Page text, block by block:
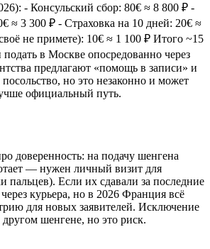
- Консульский сбор: 80€ ≈ 8 800 ₽ -
≈ 3 300 ₽ - Страховка на 10 дней: 20€ ≈
не примете): 10€ ≈ 1 100 ₽ Итого ~15
в Москве опосредованно через
предлагают «помощь в записи» и
но это незаконно и может
официальный путь.
доверенность: на подачу шенгена
— нужен личный визит для
пальцев). Если их сдавали за последние
курьера, но в 2026 Франция всё
для новых заявителей. Исключение
шенгене, но это риск.